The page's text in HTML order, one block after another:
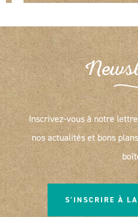
Inscrivez-vous à notre
nos actualités et bons
S'INSCRIRE À